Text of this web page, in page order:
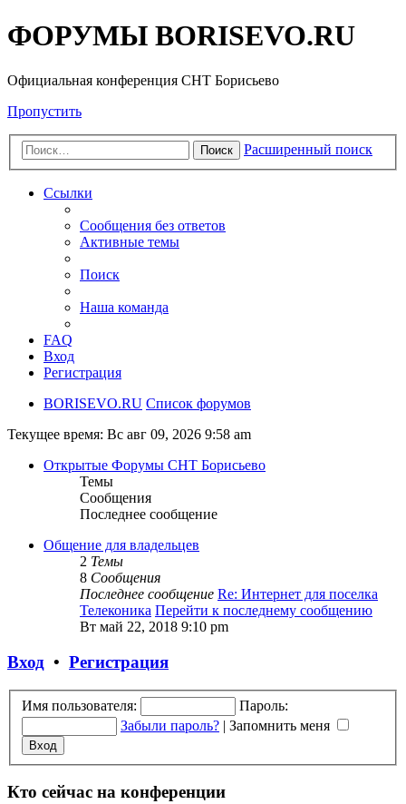
ФОРУМЫ BORISEVO.RU
Официальная конференция СНТ Борисьево
Пропустить
Поиск Расширенный поиск
Ссылки
Сообщения без ответов
Активные темы
Поиск
Наша команда
FAQ
Вход
Регистрация
BORISEVO.RU Список форумов
Текущее время: Вс авг 09, 2026 9:58 am
Открытые Форумы СНТ Борисьево
Темы
Сообщения
Последнее сообщение
Общение для владельцев
2 Темы
8 Сообщения
Последнее сообщение Re: Интернет для поселка
Телеконика Перейти к последнему сообщению
Вт май 22, 2018 9:10 pm
Вход • Регистрация
Имя пользователя:
Пароль:
Забыли пароль? | Запомнить меня
Кто сейчас на конференции